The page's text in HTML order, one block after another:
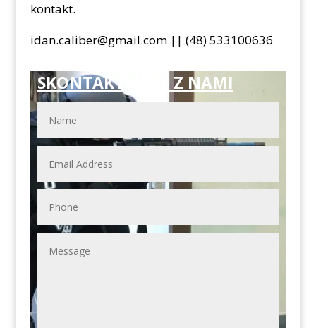
kontakt.
idan.caliber@gmail.com || (48) 533100636
SKONTAKTUJ SIĘ Z NAMI